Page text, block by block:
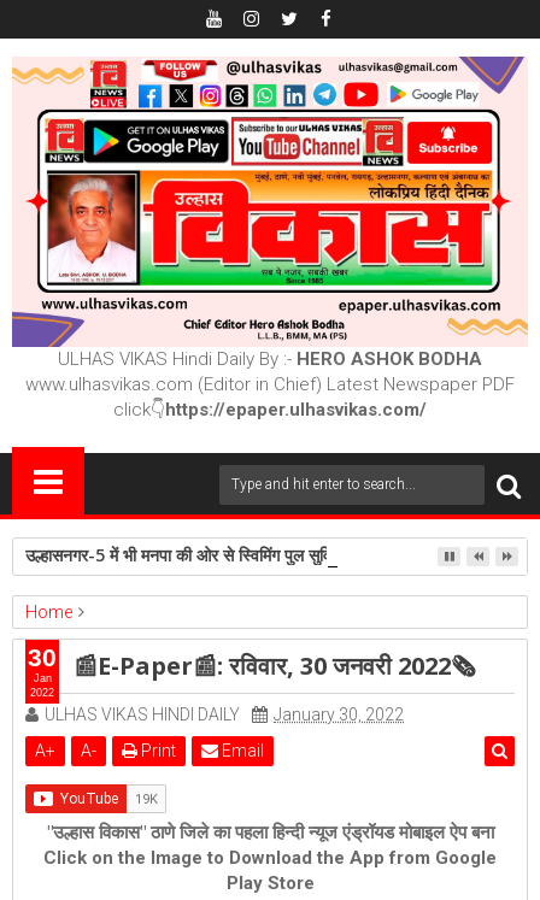
ULHAS VIKAS Hindi Daily By :- HERO ASHOK BODHA
www.ulhasvikas.com (Editor in Chief) Latest Newspaper PDF
click👇https://epaper.ulhasvikas.com/
उल्हासनगर-5 में भी मनपा की ओर से स्विमिंग पुल सुविधा हो- शेरी लुंड
Home
epaper
Featured 📰E-Paper📰: रविवार, 30 जनवरी 2022🗞
📰E-Paper📰: रविवार, 30 जनवरी 2022🗞
ULHAS VIKAS HINDI DAILY
January 30, 2022
A+ A- Print Email
"उल्हास विकास" ठाणे जिले का पहला हिन्दी न्यूज एंड्रॉयड मोबाइल ऐप बना
Click on the Image to Download the App from Google
Play Store
30
Jan
2022